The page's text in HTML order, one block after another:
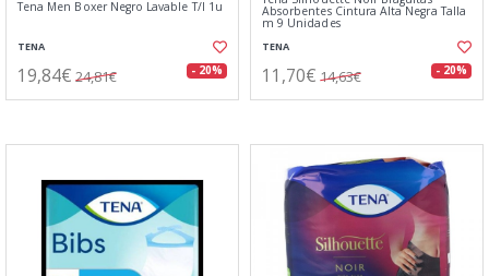
Tena Men Boxer Negro Lavable T/l 1u
TENA
19,84€ 24,81€ - 20%
Absorbentes Cintura Alta Negra Talla
m 9 Unidades
TENA
11,70€ 14,63€ - 20%